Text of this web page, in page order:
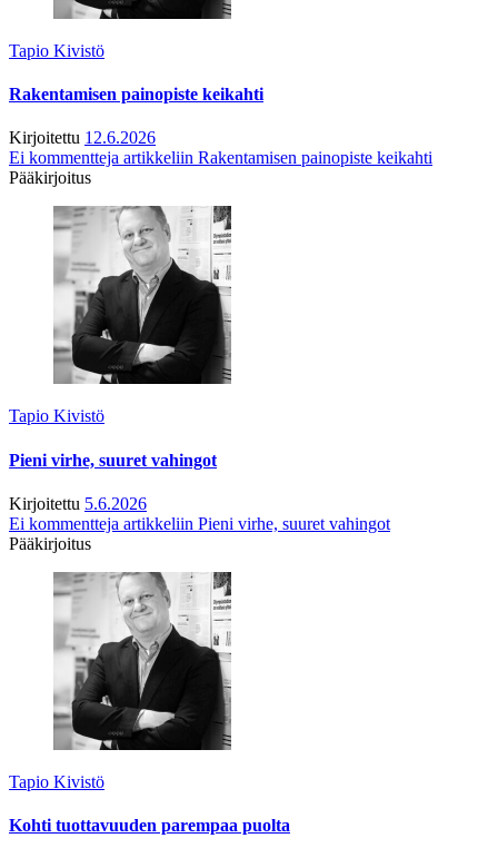
Tapio Kivistö
Rakentamisen painopiste keikahti
Kirjoitettu 12.6.2026
Ei kommentteja artikkeliin Rakentamisen painopiste keikahti
Pääkirjoitus
Tapio Kivistö
Pieni virhe, suuret vahingot
Kirjoitettu 5.6.2026
Ei kommentteja artikkeliin Pieni virhe, suuret vahingot
Pääkirjoitus
Tapio Kivistö
Kohti tuottavuuden parempaa puolta